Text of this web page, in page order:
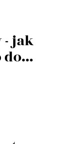
jak